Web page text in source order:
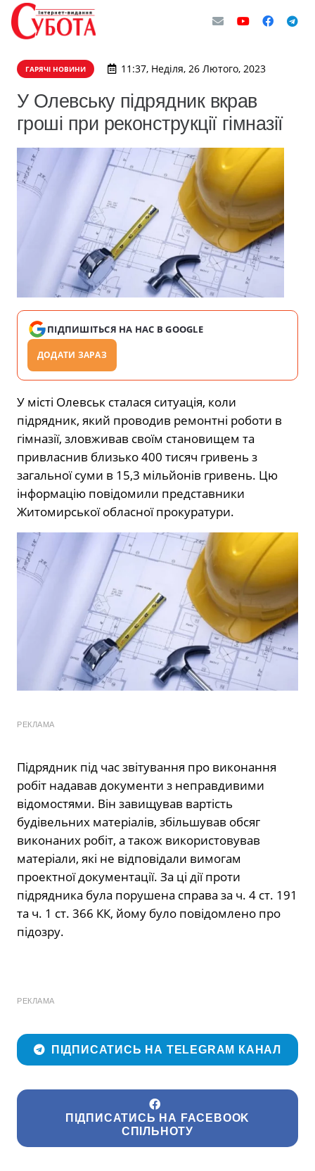
ГАРЯЧІ НОВИНИ 11:37, Неділя, 26 Лютого, 2023
У Олевську підрядник вкрав
гроші при реконструкції гімназії
ПІДПИШІТЬСЯ НА НАС В GOOGLE
ДОДАТИ ЗАРАЗ
У місті Олевськ сталася ситуація, коли
підрядник, який проводив ремонтні роботи в
гімназії, зловживав своїм становищем та
привласнив близько 400 тисяч гривень з
загальної суми в 15,3 мільйонів гривень. Цю
інформацію повідомили представники
Житомирської обласної прокуратури.
РЕКЛАМА
Підрядник під час звітування про виконання
робіт надавав документи з неправдивими
відомостями. Він завищував вартість
будівельних матеріалів, збільшував обсяг
виконаних робіт, а також використовував
матеріали, які не відповідали вимогам
проектної документації. За ці дії проти
підрядника була порушена справа за ч. 4 ст. 191
та ч. 1 ст. 366 КК, йому було повідомлено про
підозру.
РЕКЛАМА
ПІДПИСАТИСЬ НА TELEGRAM КАНАЛ
ПІДПИСАТИСЬ НА FACEBOOK
СПІЛЬНОТУ